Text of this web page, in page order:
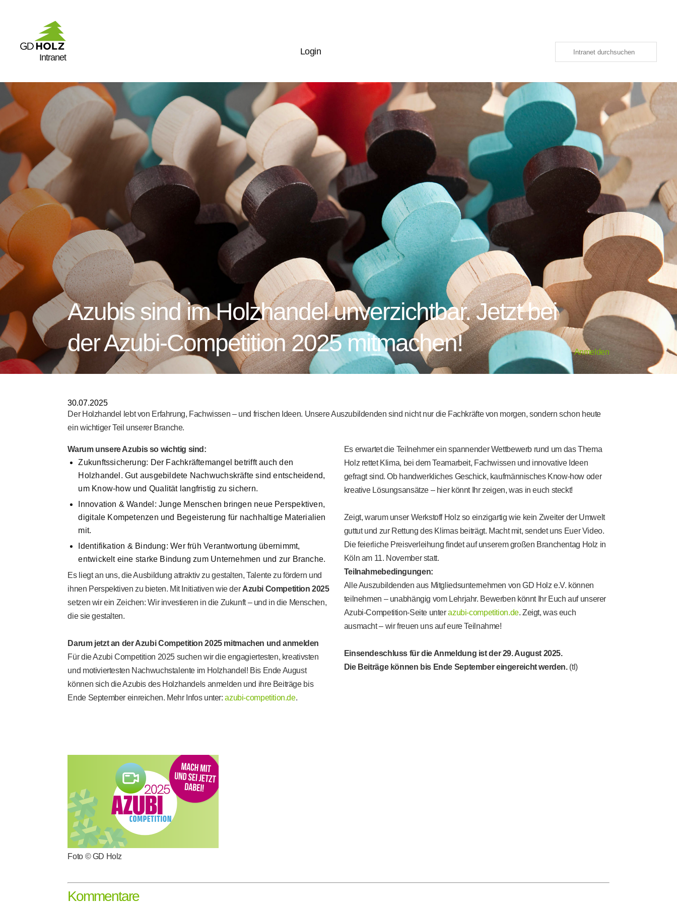
Intranet
Login
Azubis sind im Holzhandel unverzichtbar. Jetzt bei
der Azubi-Competition 2025 mitmachen!
Anmelden
30.07.2025
Der Holzhandel lebt von Erfahrung, Fachwissen – und frischen Ideen. Unsere Auszubildenden sind nicht nur die Fachkräfte von morgen, sondern schon heute
ein wichtiger Teil unserer Branche.
Warum unsere Azubis so wichtig sind:
Zukunftssicherung: Der Fachkräftemangel betrifft auch den
Holzhandel. Gut ausgebildete Nachwuchskräfte sind entscheidend,
um Know-how und Qualität langfristig zu sichern.
Innovation & Wandel: Junge Menschen bringen neue Perspektiven,
digitale Kompetenzen und Begeisterung für nachhaltige Materialien
mit.
Identifikation & Bindung: Wer früh Verantwortung übernimmt,
entwickelt eine starke Bindung zum Unternehmen und zur Branche.
Es liegt an uns, die Ausbildung attraktiv zu gestalten, Talente zu fördern und
ihnen Perspektiven zu bieten. Mit Initiativen wie der Azubi Competition 2025
setzen wir ein Zeichen: Wir investieren in die Zukunft – und in die Menschen,
die sie gestalten.
Darum jetzt an der Azubi Competition 2025 mitmachen und anmelden
Für die Azubi Competition 2025 suchen wir die engagiertesten, kreativsten
und motiviertesten Nachwuchstalente im Holzhandel! Bis Ende August
können sich die Azubis des Holzhandels anmelden und ihre Beiträge bis
Ende September einreichen. Mehr Infos unter:azubi-competition.de.
Es erwartet die Teilnehmer ein spannender Wettbewerb rund um das Thema
Holz rettet Klima, bei dem Teamarbeit, Fachwissen und innovative Ideen
gefragt sind. Ob handwerkliches Geschick, kaufmännisches Know-how oder
kreative Lösungsansätze – hier könnt Ihr zeigen, was in euch steckt!
Zeigt, warum unser Werkstoff Holz so einzigartig wie kein Zweiter der Umwelt
guttut und zur Rettung des Klimas beiträgt. Macht mit, sendet uns Euer Video.
Die feierliche Preisverleihung findet auf unserem großen Branchentag Holz in
Köln am 11. November statt.
Teilnahmebedingungen:
Alle Auszubildenden aus Mitgliedsunternehmen von GD Holz e.V. können
teilnehmen – unabhängig vom Lehrjahr. Bewerben könnt Ihr Euch auf unserer
Azubi-Competition-Seite unterazubi-competition.de. Zeigt, was euch
ausmacht – wir freuen uns auf eure Teilnahme!
Einsendeschluss für die Anmeldung ist der 29. August 2025.
Die Beiträge können bis Ende September eingereicht werden.(tl)
Foto © GD Holz
Kommentare